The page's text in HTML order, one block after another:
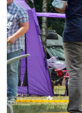
t
s
e
i